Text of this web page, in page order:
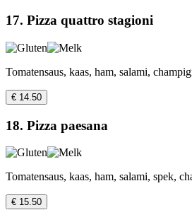
17. Pizza quattro stagioni
Tomatensaus, kaas, ham, salami,
€ 14.50
18. Pizza paesana
Tomatensaus, kaas, ham, salami, spek,
€ 15.50